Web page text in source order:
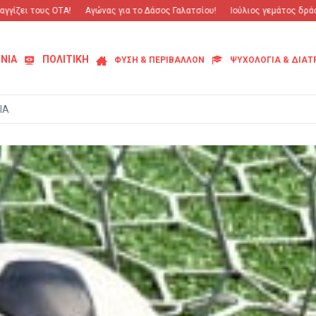
τους ΟΤΑ! Αγώνας για το Δάσος Γαλατσίου! Ιούλιος γεμάτος δράση
ΠΟΛΙΤΙΚΗ ΦΥΣΗ & ΠΕΡΙΒΑΛΛΟΝ ΨΥΧΟΛΟΓΙΑ &